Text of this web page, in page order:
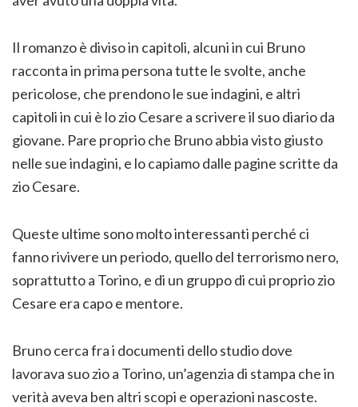
Il romanzo è diviso in capitoli, alcuni in cui Bruno
racconta in prima persona tutte le svolte, anche
pericolose, che prendono le sue indagini, e altri
capitoli in cui è lo zio Cesare a scrivere il suo diario da
giovane. Pare proprio che Bruno abbia visto giusto
nelle sue indagini, e lo capiamo dalle pagine scritte da
zio Cesare.
Queste ultime sono molto interessanti perché ci
fanno rivivere un periodo, quello del terrorismo nero,
soprattutto a Torino, e di un gruppo di cui proprio zio
Cesare era capo e mentore.
Bruno cerca fra i documenti dello studio dove
lavorava suo zio a Torino, un’agenzia di stampa che in
verità aveva ben altri scopi e operazioni nascoste.